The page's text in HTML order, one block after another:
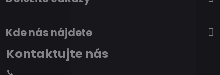
Kde nás nájdete
Kontaktujte nás